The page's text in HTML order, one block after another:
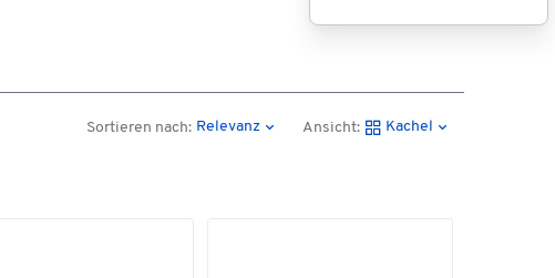
Sortieren nach: Relevanz Ansicht: Kachel